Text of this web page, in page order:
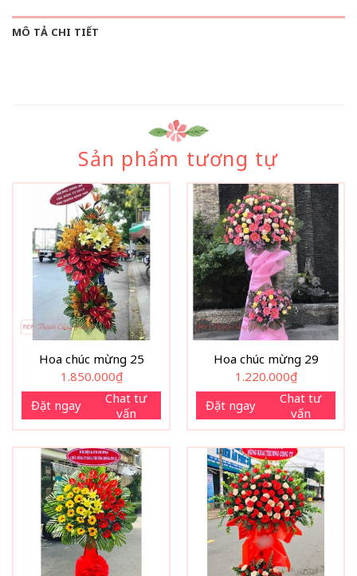
MÔ TẢ CHI TIẾT
Sản phẩm tương tự
Hoa chúc mừng 25
1.850.000₫
Đặt ngay
Chat tư
vấn
Hoa chúc mừng 29
1.220.000₫
Đặt ngay
Chat tư
vấn